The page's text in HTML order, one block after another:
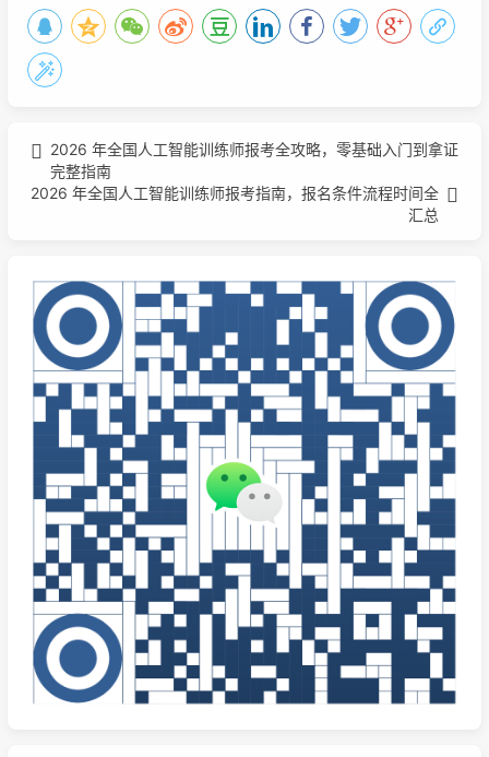
2026 年全国人工智能训练师报考全攻略，零基础入门到拿证
完整指南
2026 年全国人工智能训练师报考指南，报名条件流程时间全
汇总